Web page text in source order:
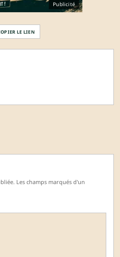
Publicité
LE LIEN
Les champs marqués d'un